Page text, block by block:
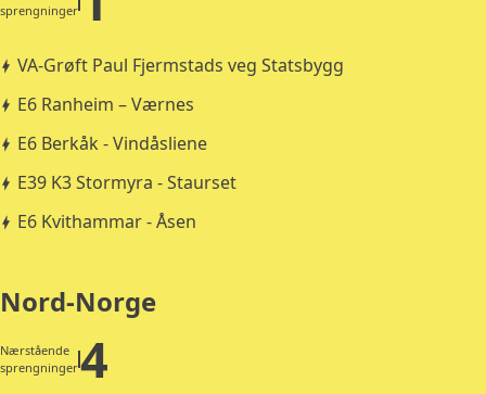
sprengninger
VA-Grøft Paul Fjermstads veg Statsbygg
E6 Ranheim – Værnes
E6 Berkåk - Vindåsliene
E39 K3 Stormyra - Staurset
E6 Kvithammar - Åsen
Nord-Norge
Nærstående
sprengninger4